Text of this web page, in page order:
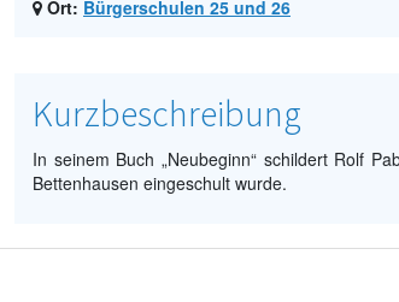
Ort: Bürgerschulen 25 und 26
Kurzbeschreibung
In seinem Buch „Neubeginn“ schildert Rolf
Bettenhausen eingeschult wurde.